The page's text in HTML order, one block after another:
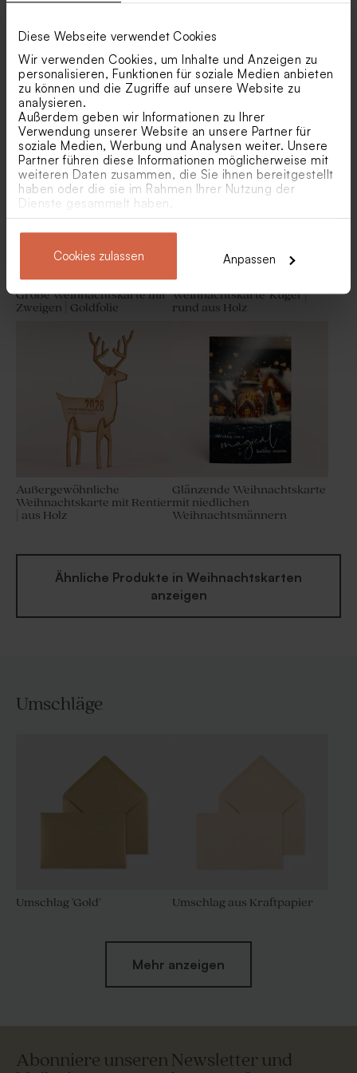
Diese Webseite verwendet Cookies
Wir verwenden Cookies, um Inhalte und Anzeigen zu
personalisieren, Funktionen für soziale Medien anbieten
zu können und die Zugriffe auf unsere Website zu
analysieren.
Außerdem geben wir Informationen zu Ihrer
Verwendung unserer Website an unsere Partner für
soziale Medien, Werbung und Analysen weiter. Unsere
Partner führen diese Informationen möglicherweise mit
weiteren Daten zusammen, die Sie ihnen bereitgestellt
haben oder die sie im Rahmen Ihrer Nutzung der
Dienste gesammelt haben.
Cookies zulassen Anpassen
Weihnachtskarte 'Winter
Wonderland' | aus Holz
Trendige Weihnachtskarte
in Goldfolie
Große Weihnachtskarte mit
Zweigen | Goldfolie
Weihnachtskarte 'Kugel' |
rund aus Holz
Außergewöhnliche
Weihnachtskarte mit Rentier
| aus Holz
Glänzende Weihnachtskarte
mit niedlichen
Weihnachtsmännern
Ähnliche Produkte in Weihnachtskarten
anzeigen
Umschläge
Umschlag 'Gold' Umschlag aus Kraftpapier
Mehr anzeigen
Abonniere unseren Newsletter und